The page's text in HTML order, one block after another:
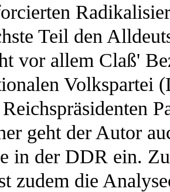
Teil den
vor allem Claß'
geht der Autor
in der DDR ein.
zudem die